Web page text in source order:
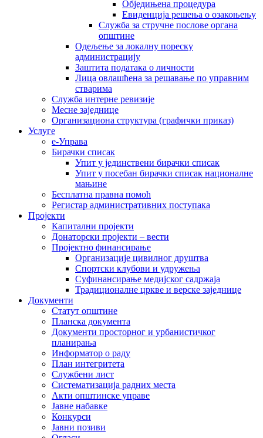
Обједињена процедура
Евиденција решења о озакоњењу
Служба за стручне послове органа
општине
Одељење за локалну пореску
администрацију
Заштита података о личности
Лица овлашћена за решавање по управним
стварима
Служба интерне ревизије
Месне заједнице
Организациона структура (графички приказ)
Услуге
е-Управа
Бирачки списак
Упит у јединствени бирачки списак
Упит у посебан бирачки списак националне
мањине
Бесплатна правна помоћ
Регистар административних поступака
Пројекти
Капитални пројекти
Донаторски пројекти – вести
Пројектно финансирање
Организације цивилног друштва
Спортски клубови и удружења
Суфинансирање медијског садржаја
Традиционалне цркве и верске заједнице
Документи
Статут општине
Планска документа
Документи просторног и урбанистичког
планирања
Информатор о раду
План интегритета
Службени лист
Систематизација радних места
Акти општинске управе
Јавне набавке
Конкурси
Јавни позиви